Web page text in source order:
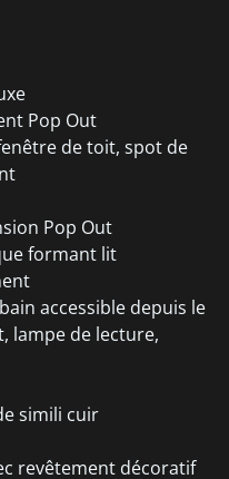
Pop Out
de toit, spot de
Pop Out
formant lit
accessible depuis le
lampe de lecture,
simili cuir
revêtement décoratif